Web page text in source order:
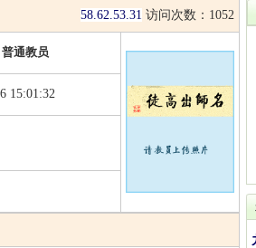
58.62.53.31 访问次数： 1052
普通教员
15:01:32